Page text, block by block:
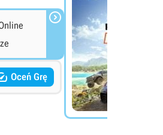

Oceń Grę